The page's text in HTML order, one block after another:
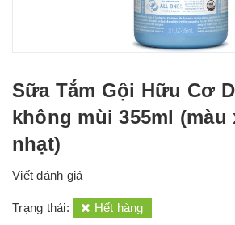
Sữa Tắm Gội Hữu Cơ
không mùi 355ml
nhạt)
Viết đánh giá
Trạng thái: Hết hàng